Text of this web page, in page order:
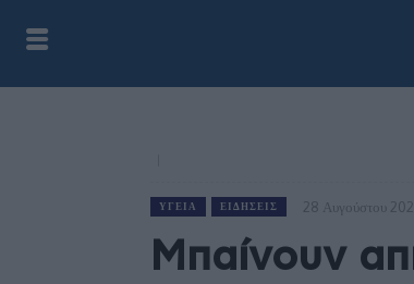
ΥΓΕΊΑ ΕΙΔΉΣΕΙΣ 28 Αυγούστου
Μπαίνουν